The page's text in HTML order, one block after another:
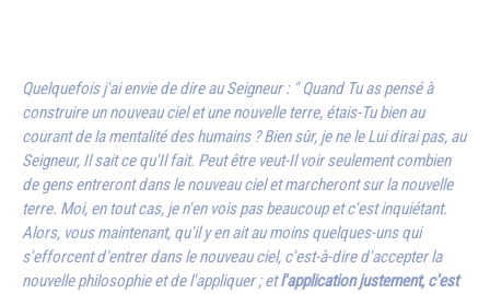
Quelquefois j'ai envie de dire au Seigneur : " Quand Tu as pensé à
construire un nouveau ciel et une nouvelle terre, étais-Tu bien au
courant de la mentalité des humains ? Bien sûr, je ne le Lui dirai pas, au
Seigneur, Il sait ce qu'Il fait. Peut être veut-Il voir seulement combien
de gens entreront dans le nouveau ciel et marcheront sur la nouvelle
terre. Moi, en tout cas, je n'en vois pas beaucoup et c'est inquiétant.
Alors, vous maintenant, qu'il y en ait au moins quelques-uns qui
s'efforcent d'entrer dans le nouveau ciel, c'est-à-dire d'accepter la
nouvelle philosophie et de l'appliquer ; etl'application justement, c'est